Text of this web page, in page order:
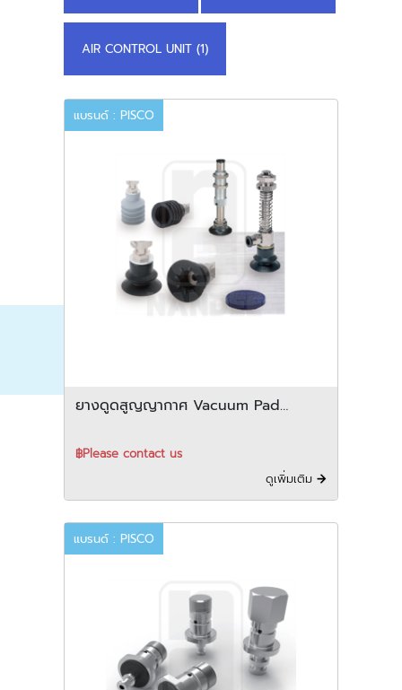
AIR CONTROL UNIT (1)
แบรนด์ : PISCO
ยางดูดสูญญากาศ Vacuum Pad
฿Please contact us
ดูเพิ่มเติม
แบรนด์ : PISCO